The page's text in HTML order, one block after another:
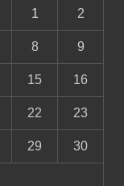
1 2
8 9
15 16
22 23
29 30